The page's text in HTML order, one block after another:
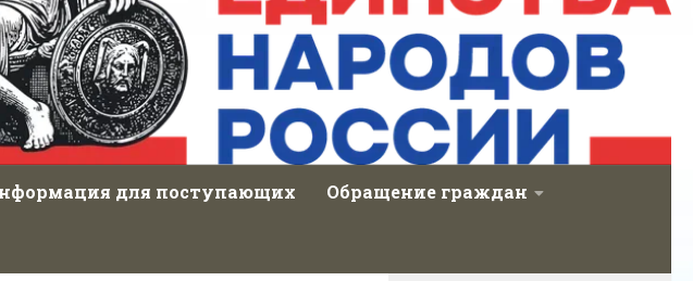
для поступающих Обращение граждан